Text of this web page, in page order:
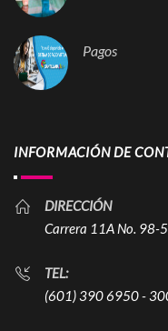
Pagos
INFORMACIÓN DE
DIRECCIÓN
Carrera 11A No. 98-
TEL:
(601) 390 6950 -